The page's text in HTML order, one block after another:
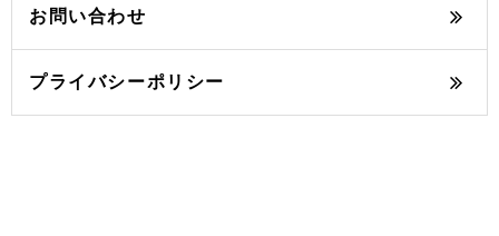
お問い合わせ
プライバシーポリシー